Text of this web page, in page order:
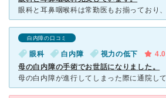
白内障の口コミ
眼科 白内障 視力の低下
4.0
母の白内障の手術でお世話になりました。